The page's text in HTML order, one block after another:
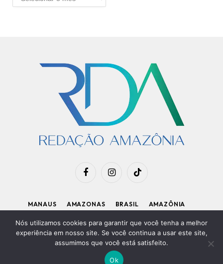
FacebookInstagramTikTok
MANAUS AMAZONAS BRASIL
AMAZÔNIA
APOIE O RDA
Diretor Executivo: Kleiton Renzo|Política de Privacidade
Nós utilizamos cookies para garantir que você tenha a melhor
experiência em nosso site. Se você continua a usar este site,
assumimos que você está satisfeito.
Ok